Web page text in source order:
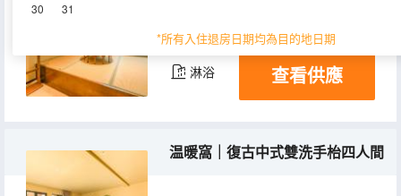
30 31
*所有入住退房日期均為目的地日期
40㎡ 1層 空調
淋浴 查看供應
温暖窩｜復古中式雙洗手枱四人間